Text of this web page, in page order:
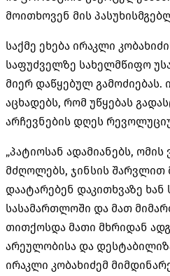
მოითხოვენ მის
საქმე ეხება ირაკლი
საფუძველზე სახელმწიფო
მიერ დაწყებულ გამოძიებას.
აცხადებს, რომ უწყებას
არჩევნების დღეს
„პატიოსან ადამიანებს, ომის
მძღოლებს, ჯინსის შარვლით
დაატარებენ დაკითხვაზე ხან
სასამართლოში და მათ
თითქოსდა მათი მხრიდან
არეულობისა და
ირაკლი კობახიძემ